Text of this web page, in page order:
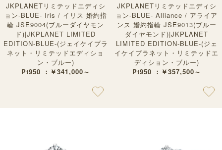
JKPLANETリミテッドエディシ
ョン-BLUE- Iris / イリス 婚約指
輪 JSE9004(ブルーダイヤモン
ド)|JKPLANET LIMITED
EDITION-BLUE-(ジェイケイプラ
ネット・リミテッドエディショ
ン・ブルー)
Pt950 ：￥341,000～
JKPLANETリミテッドエディシ
ョン-BLUE- Alliance / アライア
ンス 婚約指輪 JSE9013(ブルー
ダイヤモンド)|JKPLANET
LIMITED EDITION-BLUE-(ジェ
イケイプラネット・リミテッドエ
ディション・ブルー)
Pt950 ：￥357,500～